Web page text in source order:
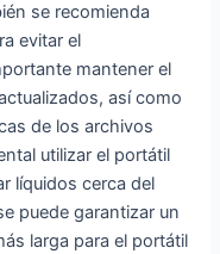
se recomienda
evitar el
mantener el
así como
de los archivos
utilizar el portátil
líquidos cerca del
puede garantizar un
larga para el portátil